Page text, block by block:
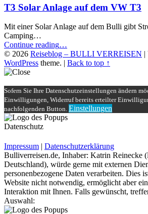
T3 Solar Anlage auf dem VW T3
Mit einer Solar Anlage auf dem Bulli gibt
Camping…
Continue reading“T3
Solar
Anlage
VW
T3”
…
© 2026 Reiseblog – BULLI VERREISEN |
WordPress theme. | Back to top ↑
Sofern Sie Ihre Datenschutzeinstellungen ändern
Einwilligungen, Widerruf bereits erteilter
nachfolgenden Button. Einstellungen
Datenschutz
Impressum | Datenschutzerklärung
Bulliverreisen.de, Inhaber: Katrin Reinecke
Deutschland), würde gerne mit externen
personenbezogene Daten verarbeiten. Dies
Website nicht notwendig, ermöglicht aber
Interaktion mit Ihnen. Falls gewünscht,
Auswahl: